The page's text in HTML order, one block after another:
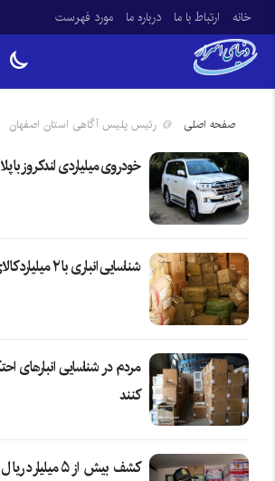
خانه ارتباط با ما درباره ما مورد فهرست
صفحه اصلی رئیس پلیس آگاهی استان اصفهان
خودروی میلیاردی لندکروز با
شناسایی انباری با ۲ میلیارد کالای قاچاق در اصفهان
مردم در شناسایی انبارهای
کنند
کشف بیش از ۵